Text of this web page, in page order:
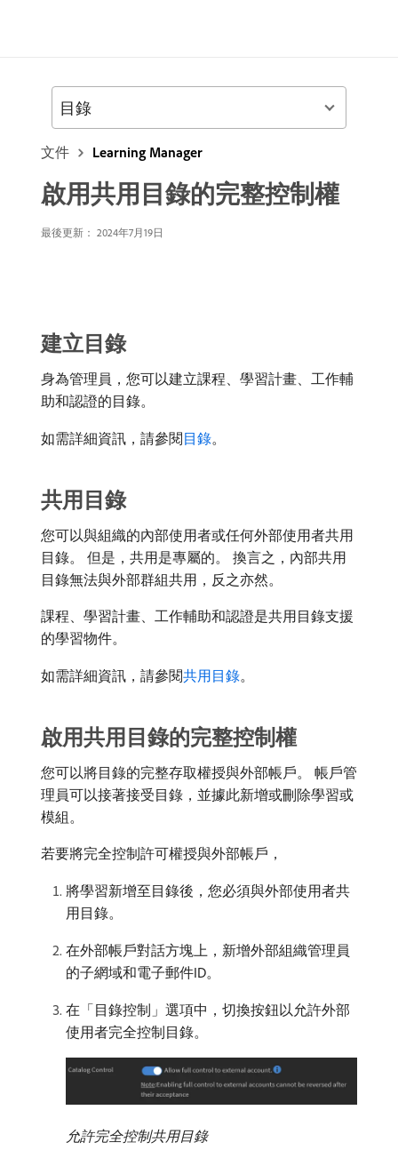
文件 Learning Manager
啟用共用目錄的完整控制權
最後更新： 2024年7月19日
建立目錄
身為管理員，您可以建立課程、學習計畫、工作輔
助和認證的目錄。
如需詳細資訊，請參閱目錄。
共用目錄
您可以與組織的內部使用者或任何外部使用者共用
目錄。 但是，共用是專屬的。 換言之，內部共用
目錄無法與外部群組共用，反之亦然。
課程、學習計畫、工作輔助和認證是共用目錄支援
的學習物件。
如需詳細資訊，請參閱共用目錄。
啟用共用目錄的完整控制權
您可以將目錄的完整存取權授與外部帳戶。 帳戶管
理員可以接著接受目錄，並據此新增或刪除學習或
模組。
若要將完全控制許可權授與外部帳戶，
將學習新增至目錄後，您必須與外部使用者共
用目錄。
在外部帳戶對話方塊上，新增外部組織管理員
的子網域和電子郵件ID。
在「目錄控制」選項中，切換按鈕以允許外部
使用者完全控制目錄。
允許完全控制共用目錄
目錄